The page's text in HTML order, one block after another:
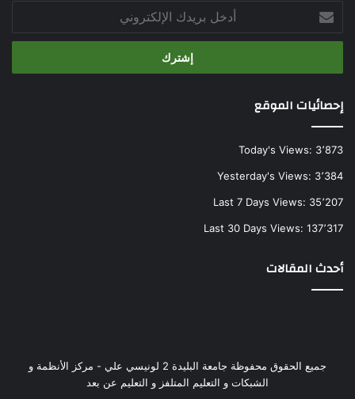
بريدك
الإلكتروني
إحصائيات الموقع
Today's Views: 3٬873
Yesterday's Views: 3٬384
Last 7 Days Views: 35٬207
Last 30 Days Views: 137٬317
أحدث المقالات
جميع الحقوق محفوظة جامعة البليدة 2 لونيسي علي - مركز الأنظمة و
الشبكات و التعليم المتلفز و التعليم عن بعد